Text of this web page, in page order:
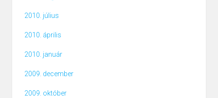
2010. július
2010. április
2010. január
2009. december
2009. október